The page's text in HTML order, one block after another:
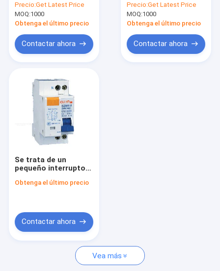
Retransmisión del tiempo
RETRANSMISIÓN DEL PODER
módulo de retransmisión
Relay automático
Instrumentos y medidores
Disminuidor y protector
retransmisión de fines generales
Precio:Get Latest Price
MOQ:1000
Obtenga el último precio
Contactar ahora
Precio:Get Latest Price
MOQ:1000
Obtenga el último precio
Contactar ahora
Se trata de un
pequeño interruptor
Obtenga el último precio
Contactar ahora
Vea más